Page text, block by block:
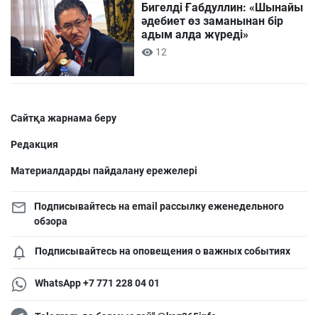
Бигелді Ғабдуллин: «Шынайы
әдебиет өз заманынан бір
адым алда жүреді»
12
Сайтқа жарнама беру
Редакция
Материалдарды пайдалану ережелері
Подписывайтесь на email рассылку еженедельного
обзора
Подписывайтесь на оповещения о важных событиях
WhatsApp +7 771 228 04 01